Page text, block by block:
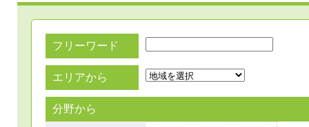
フリーワード
エリアから
分野から